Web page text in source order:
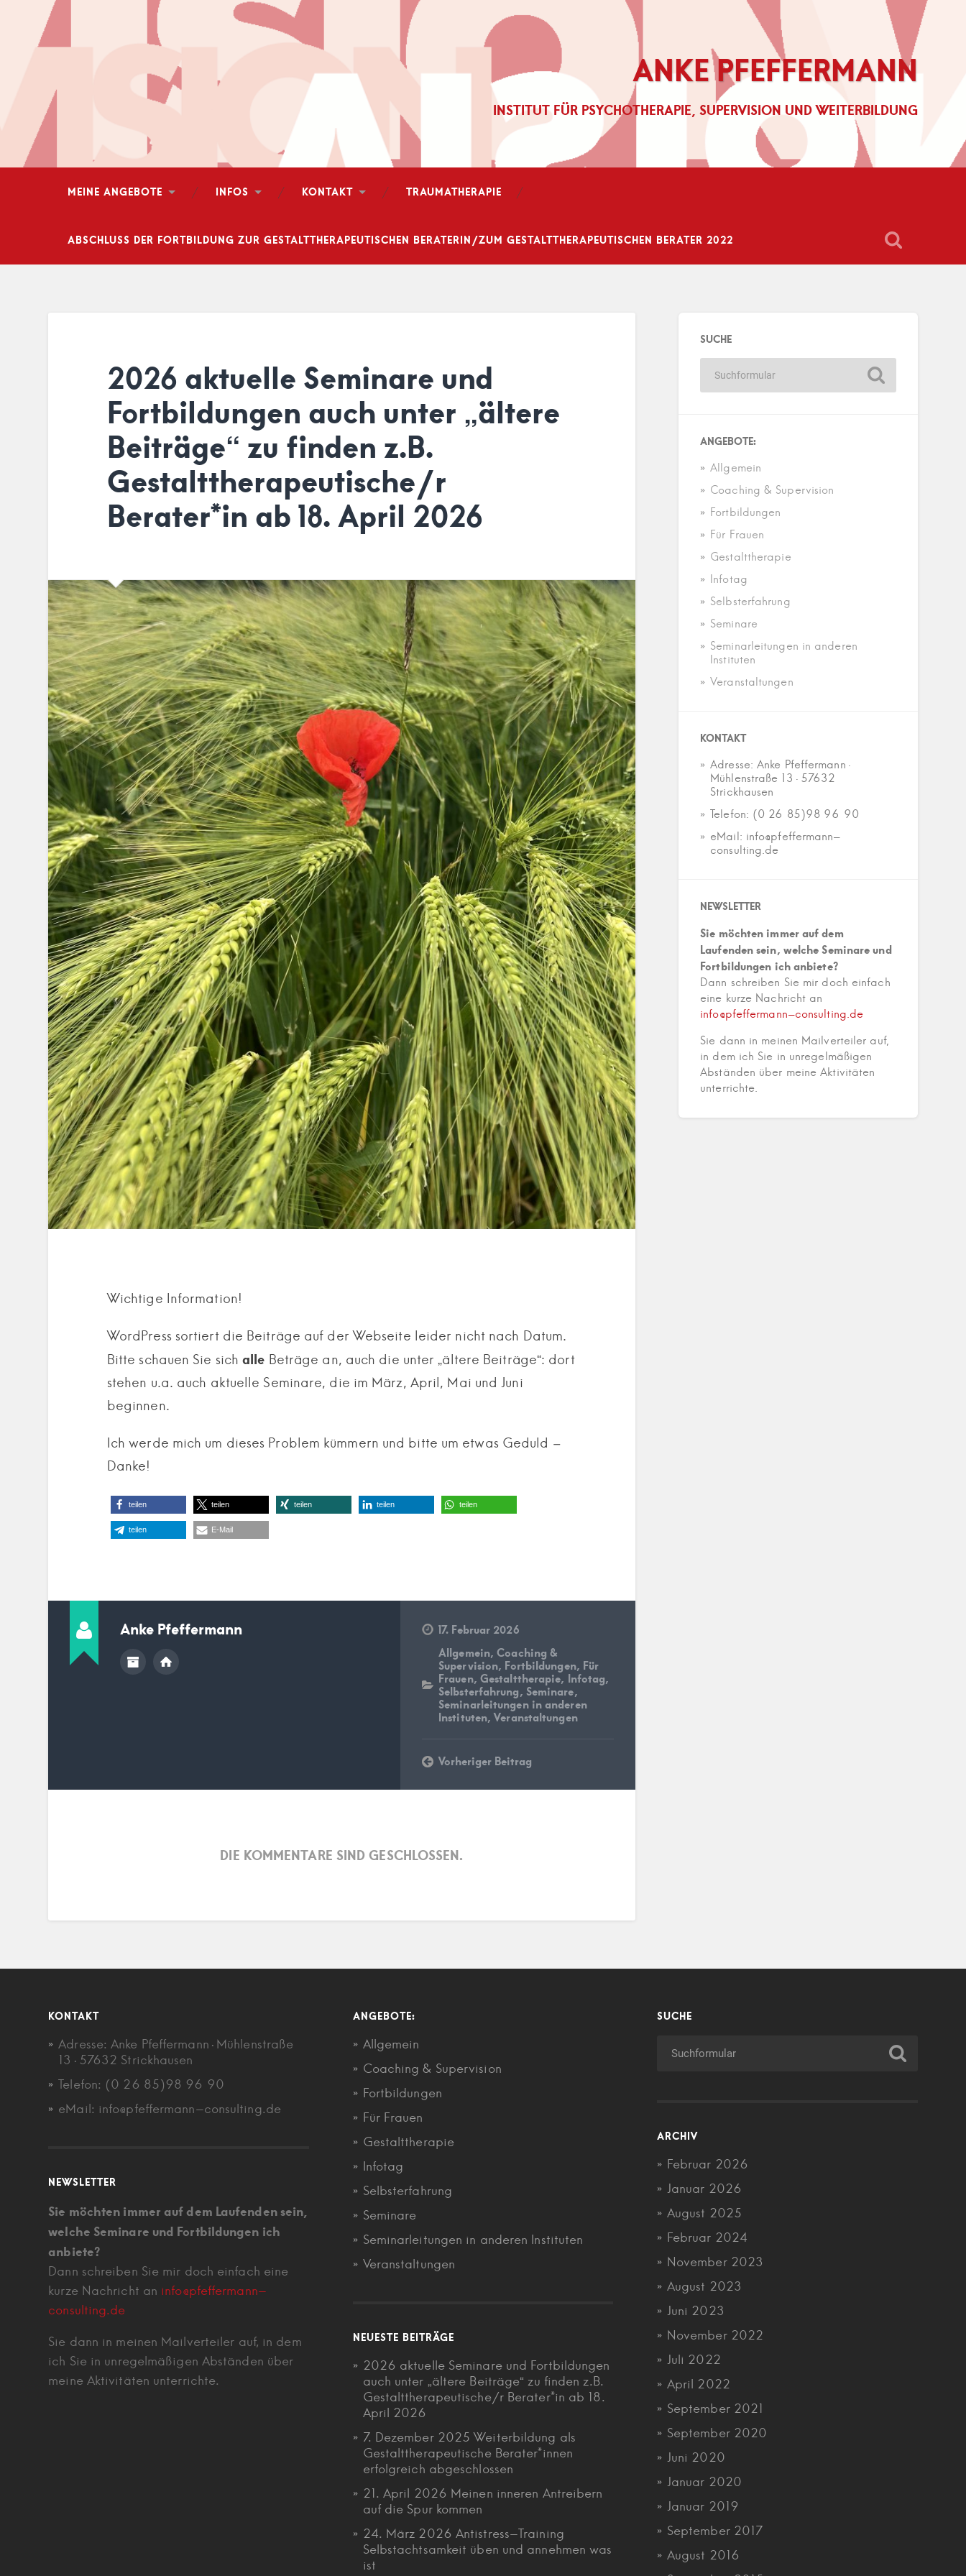
ANKE PFEFFERMANN
INSTITUT FÜR PSYCHOTHERAPIE, SUPERVISION UND WEITERBILDUNG
MEINE ANGEBOTE INFOS KONTAKT TRAUMATHERAPIE
ABSCHLUSS DER FORTBILDUNG ZUR GESTALTTHERAPEUTISCHEN BERATERIN/ZUM GESTALTTHERAPEUTISCHEN BERATER 2022
2026 aktuelle Seminare und
Fortbildungen auch unter „ältere
Beiträge“ zu finden z.B.
Gestalttherapeutische/r
Berater*in ab 18. April 2026
Wichtige Information!
WordPress sortiert die Beiträge auf der Webseite leider nicht nach Datum.
Bitte schauen Sie sichalle Beträge an, auch die unter „ältere Beiträge“: dort
stehen u.a. auch aktuelle Seminare, die im März, April, Mai und Juni
beginnen.
Ich werde mich um dieses Problem kümmern und bitte um etwas Geduld –
Danke!
teilen teilen teilen teilen teilen
teilen E-Mail
Anke Pfeffermann
17. Februar 2026
Allgemein,Coaching &
Supervision, Fortbildungen, Für
Frauen, Gestalttherapie, Infotag,
Selbsterfahrung, Seminare,
Seminarleitungen in anderen
Instituten,Veranstaltungen
Vorheriger Beitrag
DIE KOMMENTARE SIND GESCHLOSSEN.
SUCHE
ANGEBOTE:
Allgemein
Coaching & Supervision
Fortbildungen
Für Frauen
Gestalttherapie
Infotag
Selbsterfahrung
Seminare
Seminarleitungen in anderen
Instituten
Veranstaltungen
KONTAKT
Adresse: Anke Pfeffermann ·
Mühlenstraße 13 · 57632
Strickhausen
Telefon: (0 26 85)98 96 90
eMail: info@pfeffermann-
consulting.de
NEWSLETTER
Sie möchten immer auf dem
Laufenden sein, welche Seminare und
Fortbildungen ich anbiete?
Dann schreiben Sie mir doch einfach
eine kurze Nachricht an
info@pfeffermann-consulting.de
Sie dann in meinen Mailverteiler auf,
in dem ich Sie in unregelmäßigen
Abständen über meine Aktivitäten
unterrichte.
KONTAKT
Adresse: Anke Pfeffermann · Mühlenstraße
13 · 57632 Strickhausen
Telefon: (0 26 85)98 96 90
eMail: info@pfeffermann-consulting.de
NEWSLETTER
Sie möchten immer auf dem Laufenden sein,
welche Seminare und Fortbildungen ich
anbiete?
Dann schreiben Sie mir doch einfach eine
kurze Nachricht an info@pfeffermann-
consulting.de
Sie dann in meinen Mailverteiler auf, in dem
ich Sie in unregelmäßigen Abständen über
meine Aktivitäten unterrichte.
ANGEBOTE:
Allgemein
Coaching & Supervision
Fortbildungen
Für Frauen
Gestalttherapie
Infotag
Selbsterfahrung
Seminare
Seminarleitungen in anderen Instituten
Veranstaltungen
NEUESTE BEITRÄGE
2026 aktuelle Seminare und Fortbildungen
auch unter „ältere Beiträge“ zu finden z.B.
Gestalttherapeutische/r Berater*in ab 18.
April 2026
7. Dezember 2025 Weiterbildung als
Gestalttherapeutische Berater*innen
erfolgreich abgeschlossen
21. April 2026 Meinen inneren Antreibern
auf die Spur kommen
24. März 2026 Antistress-Training
Selbstachtsamkeit üben und annehmen was
ist
SUCHE
ARCHIV
Februar 2026
Januar 2026
August 2025
Februar 2024
November 2023
August 2023
Juni 2023
November 2022
Juli 2022
April 2022
September 2021
September 2020
Juni 2020
Januar 2020
Januar 2019
September 2017
August 2016